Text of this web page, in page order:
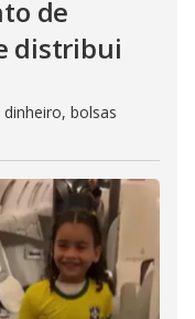
de
distribui
bolsas